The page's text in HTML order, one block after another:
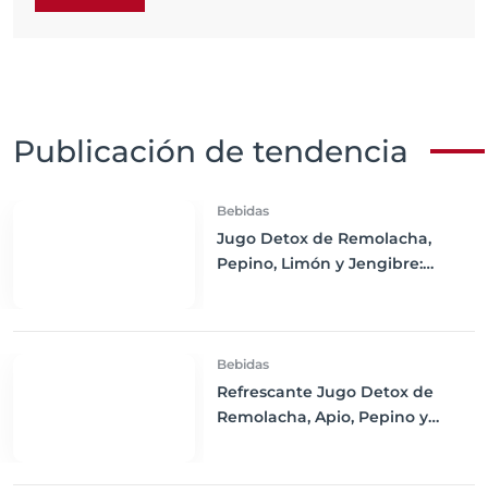
Publicación de tendencia
Bebidas
Jugo Detox de Remolacha,
Pepino, Limón y Jengibre:
Bebidas
Refrescante Jugo Detox de
Remolacha, Apio, Pepino y